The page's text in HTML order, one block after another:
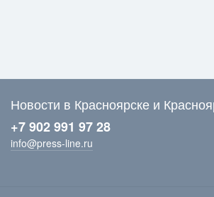
Новости в Красноярске и
+7 902 991 97 28
info@press-line.ru